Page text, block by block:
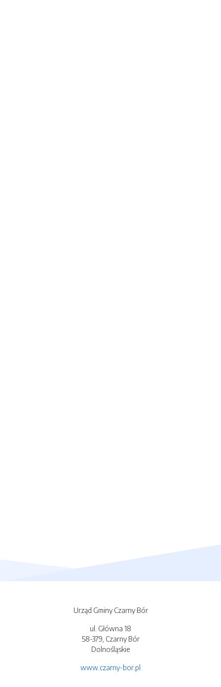
Urząd Gminy Czarny Bór
ul. Główna 18
58-379, Czarny Bór
Dolnośląskie
www.czarny-bor.pl